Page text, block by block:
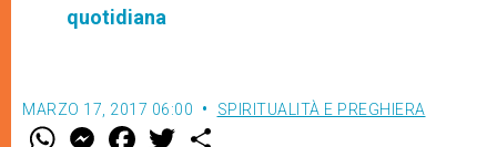
quotidiana
MARZO 17, 2017 06:00 SPIRITUALITÀ E PREGHIERA
W M F